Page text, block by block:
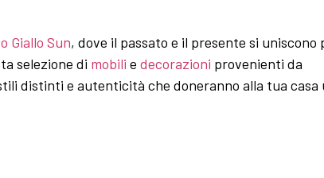
Giallo Sun, dove il passato e il presente si uniscono
selezione di mobili e decorazioni provenienti da
distinti e autenticità che doneranno alla tua casa